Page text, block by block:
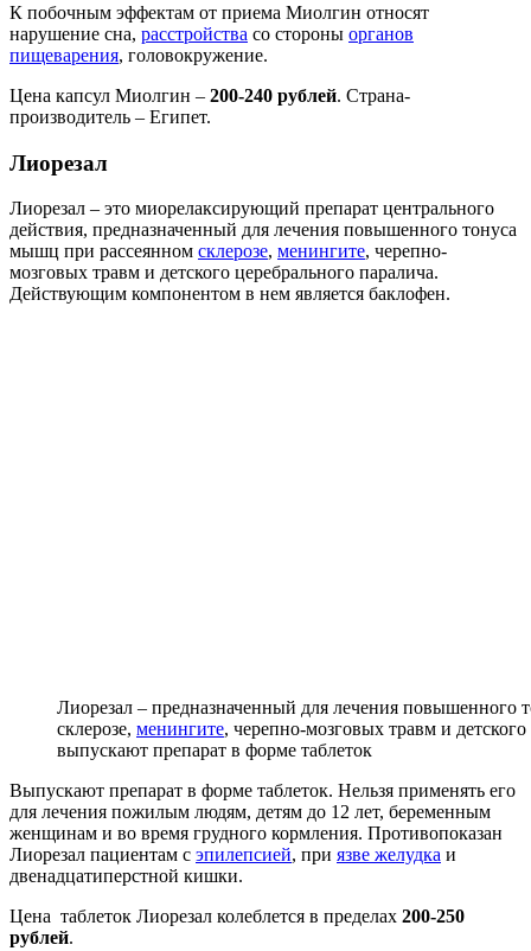
К побочным эффектам от приема Миолгин относят
нарушение сна, расстройства со стороны органов
пищеварения, головокружение.
Цена капсул Миолгин – 200-240 рублей. Страна-
производитель – Египет.
Лиорезал
Лиорезал – это миорелаксирующий препарат центрального
действия, предназначенный для лечения повышенного тонуса
мышц при рассеянном склерозе, менингите, черепно-
мозговых травм и детского церебрального паралича.
Действующим компонентом в нем является баклофен.
Лиорезал – предназначенный для лечения повышенного
склерозе, менингите, черепно-мозговых травм и
выпускают препарат в форме таблеток
Выпускают препарат в форме таблеток. Нельзя применять его
для лечения пожилым людям, детям до 12 лет, беременным
женщинам и во время грудного кормления. Противопоказан
Лиорезал пациентам с эпилепсией, при язве желудка и
двенадцатиперстной кишки.
Цена таблеток Лиорезал колеблется в пределах 200-250
рублей.